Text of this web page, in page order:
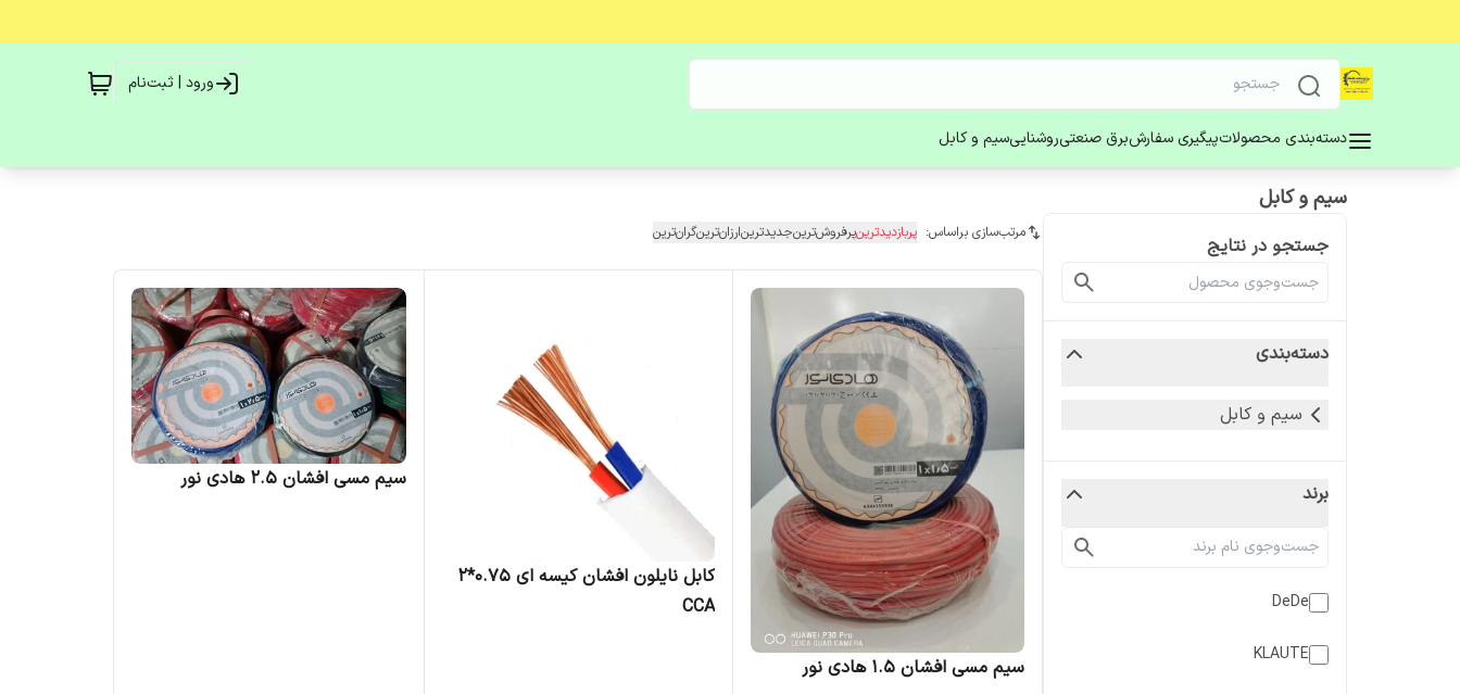
ورود | ثبت‌نام
دسته‌بندی محصولاتپیگیری سفارشبرق صنعتیروشناییسیم و کابل
سیم و کابل
جستجو در نتایج
دسته‌بندی
سیم و کابل
برند
DeDe
KLAUTE
مرتب‌سازی براساس: پربازدیدترینپرفروش‌ترینجدیدترینارزان‌ترینگران‌ترین
سیم مسی افشان 1.5 هادی نور
کابل نایلون افشان کیسه ای 0.75*2
CCA
سیم مسی افشان 2.5 هادی نور